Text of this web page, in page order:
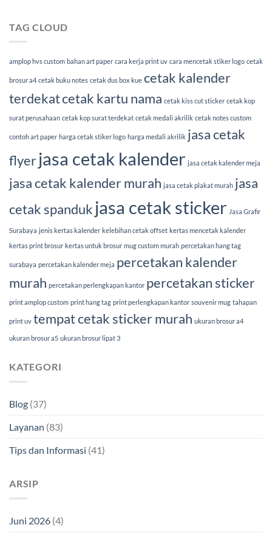
TAG CLOUD
amplop hvs custom bahan art paper cara kerja print uv cara mencetak stiker logo cetak
brosur a4 cetak buku notes cetak dus box kue cetak kalender
terdekatcetak kartu nama cetak kiss cut sticker cetak kop
surat perusahaan cetak kop surat terdekat cetak medali akrilik cetak notes custom
contoh art paper harga cetak stiker logo harga medali akrilik jasa cetak
flyerjasa cetak kalender jasa cetak kalender meja
jasa cetak kalender murah jasa cetak plakat murah jasa
cetak spanduk jasa cetak sticker Jasa Grafir
Surabaya jenis kertas kalender kelebihan cetak offset kertas mencetak kalender
kertas print brosur kertas untuk brosur mug custom murah percetakan hang tag
surabaya percetakan kalender meja percetakan kalender
murah percetakan perlengkapan kantor percetakan sticker
print amplop custom print hang tag print perlengkapan kantor souvenir mug tahapan
print uv tempat cetak sticker murah ukuran brosur a4
ukuran brosur a5 ukuran brosur lipat 3
KATEGORI
Blog (37)
Layanan (83)
Tips dan Informasi (41)
ARSIP
Juni 2026 (4)